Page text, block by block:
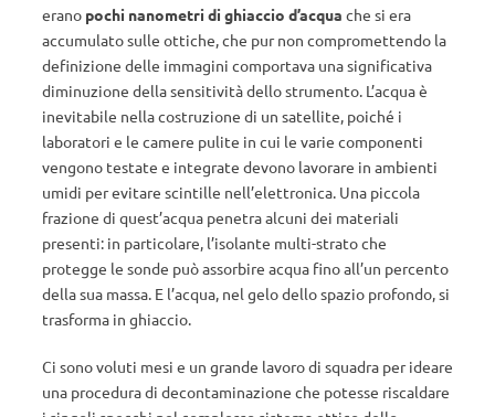
erano pochi nanometri di ghiaccio d’acqua che si era
accumulato sulle ottiche, che pur non compromettendo la
definizione delle immagini comportava una significativa
diminuzione della sensitività dello strumento. L’acqua è
inevitabile nella costruzione di un satellite, poiché i
laboratori e le camere pulite in cui le varie componenti
vengono testate e integrate devono lavorare in ambienti
umidi per evitare scintille nell’elettronica. Una piccola
frazione di quest’acqua penetra alcuni dei materiali
presenti: in particolare, l’isolante multi-strato che
protegge le sonde può assorbire acqua fino all’un percento
della sua massa. E l’acqua, nel gelo dello spazio profondo, si
trasforma in ghiaccio.
Ci sono voluti mesi e un grande lavoro di squadra per ideare
una procedura di decontaminazione che potesse riscaldare